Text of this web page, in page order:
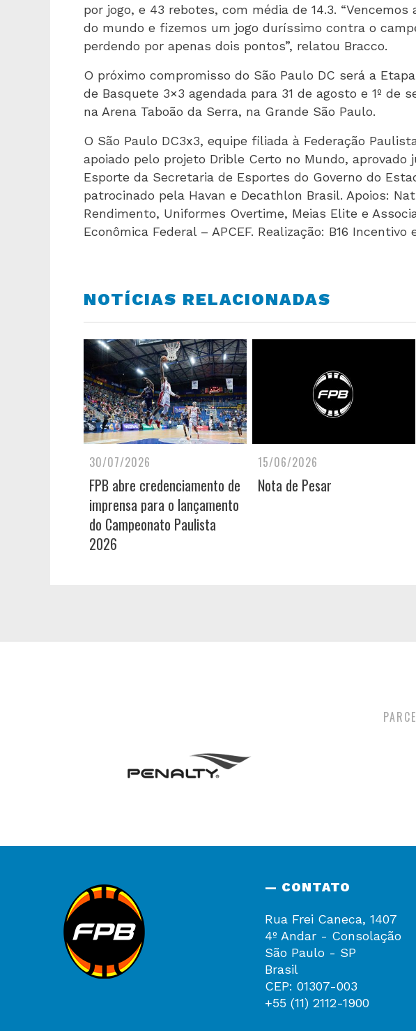
por jogo, e 43 rebotes, com média de 14.3. “Vencemos
do mundo e fizemos um jogo duríssimo contra o
perdendo por apenas dois pontos”, relatou Bracco.
O próximo compromisso do São Paulo DC será a
de Basquete 3×3 agendada para 31 de agosto e 1º de
na Arena Taboão da Serra, na Grande São Paulo.
O São Paulo DC3x3, equipe filiada à Federação
apoiado pelo projeto Drible Certo no Mundo, aprovado
Esporte da Secretaria de Esportes do Governo do
patrocinado pela Havan e Decathlon Brasil. Apoios:
Rendimento, Uniformes Overtime, Meias Elite e
Econômica Federal – APCEF. Realização: B16
NOTÍCIAS RELACIONADAS
30/07/2026
FPB abre credenciamento de
imprensa para o lançamento
do Campeonato Paulista
2026
15/06/2026
Nota de Pesar
— CONTATO
Rua Frei Caneca, 1407
4º Andar - Consolação
São Paulo - SP
Brasil
CEP: 01307-003
+55 (11) 2112-1900